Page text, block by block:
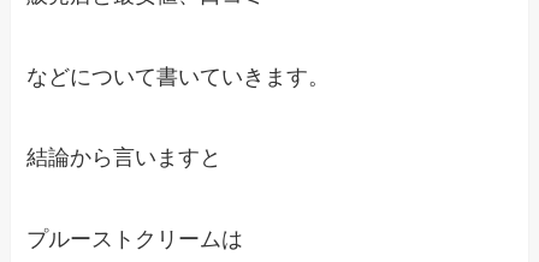
などについて書いていきます。
結論から言いますと
プルーストクリームは